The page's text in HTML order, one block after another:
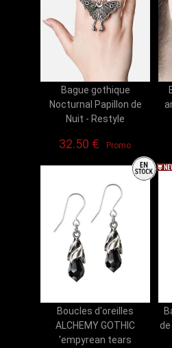
Bague gothique
Nocturnal Papillon de
Nuit - Restyle
32.50 € Promo
Boucles d'oreilles
ALCHEMY GOTHIC
'empyrean tears